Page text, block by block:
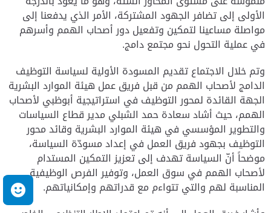
الأولى إلى تضافر الجهود المشتركة، الأمر الذي يدفعنا إلى
مواصلة مساعينا لتمكين وتفعيل دور أصحاب الهمم وأسرهم
في عملية التحول نحو مجتمع دامج.
وتم خلال الاجتماع تقديم المسودة الأولية لسياسة التوظيف
الدامج لأصحاب الهمم من قبل فريق عمل هيئة الموارد البشرية
الجهة القائدة لمحور التوظيف في استراتيجية أبوظبي لأصحاب
الهمم، حيث أشاد سعادة حمد الشبلي مدير قطاع السياسات
والتطوير المؤسسي في هيئة الموارد البشرية وقائد محور
التوظيف بجهود فريق العمل في إعداد مسودّة السياسة،
موضحاً أنّ السياسة تهدف إلى تعزيز التمكين المستدام
لأصحاب الهمم في سوق العمل، وتوفير الفرص الوظيفية
المناسبة لهم والتي تتواءم مع قدراتهم وإمكانياتهم.